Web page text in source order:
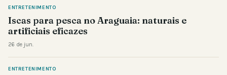
ENTRETENIMENTO
Iscas para pesca no Araguaia: naturais e
artificiais eficazes
26 de jun.
ENTRETENIMENTO